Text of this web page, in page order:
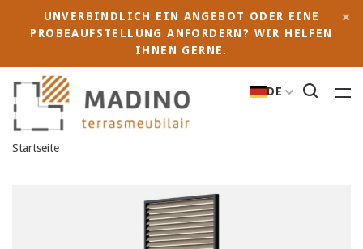
UNVERBINDLICH EIN ANGEBOT ODER EINE
PROBEAUFSTELLUNG ANFORDERN? WIR HELFEN
IHNEN GERNE.
DE
Startseite